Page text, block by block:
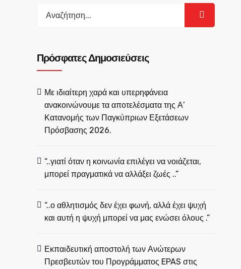
Πρόσφατες Δημοσιεύσεις
Με ιδιαίτερη χαρά και υπερηφάνεια
ανακοινώνουμε τα αποτελέσματα της Α’
Κατανομής των Παγκύπριων Εξετάσεων
Πρόσβασης 2026.
“..γιατί όταν η κοινωνία επιλέγει να νοιάζεται,
μπορεί πραγματικά να αλλάξει ζωές ..”
“..ο αθλητισμός δεν έχει φωνή, αλλά έχει ψυχή
και αυτή η ψυχή μπορεί να μας ενώσει όλους .”
Εκπαιδευτική αποστολή των Ανώτερων
Πρεσβευτών του Προγράμματος EPAS στις